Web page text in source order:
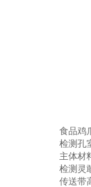
食品鸡
检测孔
主体材
检测灵
传送带